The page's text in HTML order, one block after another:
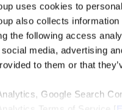
uses cookies to
also collects
the following access
media, advertising
to them or that
Google Search
TEL: 81-3-6775-